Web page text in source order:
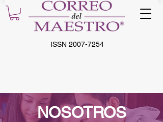
ISSN 2007-7254
NOSOTROS